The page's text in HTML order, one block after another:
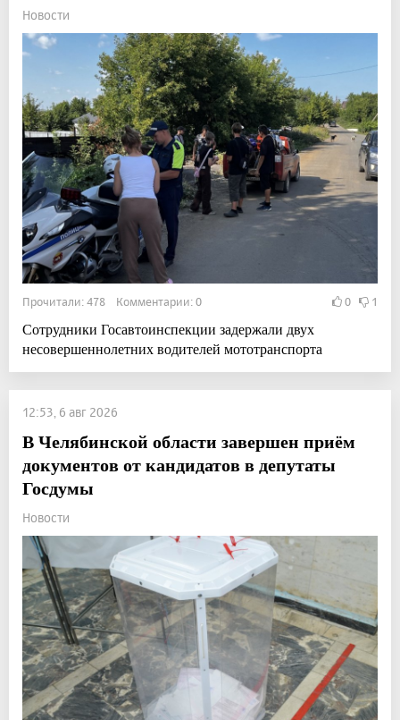
Новости
Прочитали: 478 Комментарии: 0 0 1
Сотрудники Госавтоинспекции задержали двух
несовершеннолетних водителей мототранспорта
12:53, 6 авг 2026
В Челябинской области завершен приём
документов от кандидатов в депутаты
Госдумы
Новости